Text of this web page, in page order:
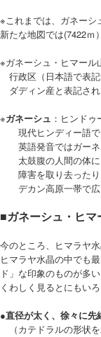
※これまでは、ガネーシ
新たな地図では(7422ｍ
※ガネーシュ・ヒマール
行政区（日本語で表記
ダディン産と表記され
※ガネーシュ ：ヒンド
現代ヒンディー語で
英語発音ではガーネ
太鼓腹の人間の体に
障害を取り去ったり
デカン高原一帯で広
■ガネーシュ・ヒ
今のところ、ヒマラヤ
ヒマラヤ水晶の中でも
ド」な印象のものが多い
くわしく見るとにもい
●直径が太く、徐々に
（カテドラルの形状を